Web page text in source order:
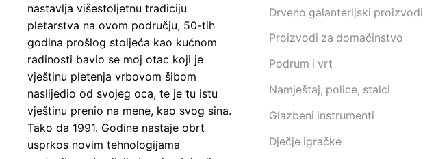
nastavlja višestoljetnu tradiciju
pletarstva na ovom području, 50-tih
godina prošlog stoljeća kao kućnom
radinosti bavio se moj otac koji je
vještinu pletenja vrbovom šibom
naslijedio od svojeg oca, te je tu istu
vještinu prenio na mene, kao svog sina.
Tako da 1991. Godine nastaje obrt
usprkos novim tehnologijama
Drveno galanterijski proizvodi
Proizvodi za domaćinstvo
Podrum i vrt
Namještaj, police, stalci
Glazbeni instrumenti
Dječje igračke